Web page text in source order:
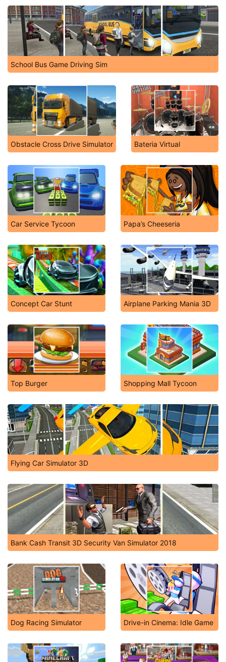
School Bus Game Driving Sim
Obstacle Cross Drive Simulator Bateria Virtual
Car Service Tycoon Papa’s Cheeseria
Concept Car Stunt Airplane Parking Mania 3D
Top Burger Shopping Mall Tycoon
Flying Car Simulator 3D
Bank Cash Transit 3D Security Van Simulator 2018
Dog Racing Simulator Drive-in Cinema: Idle Game